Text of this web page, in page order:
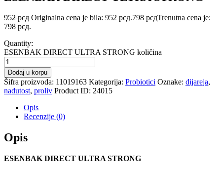
952рсд Originalna cena je bila: 952 рсд.798 рсдTrenutna cena je:
798 рсд.
Quantity:
ESENBAK DIRECT ULTRA STRONG količina
Dodaj u korpu
Šifra proizvoda: 11019163 Kategorija: Probiotici Oznake: dijareja,
nadutost, proliv Product ID: 24015
Opis
Recenzije (0)
Opis
ESENBAK DIRECT ULTRA STRONG